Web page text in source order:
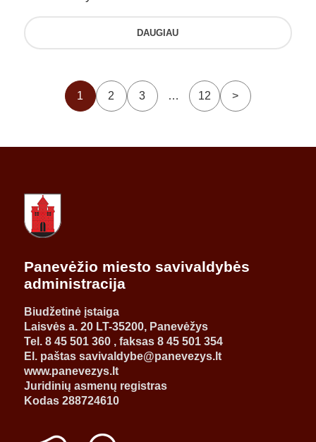
DAUGIAU
1 2 3 … 12 >
Panevėžio miesto savivaldybės
administracija
Biudžetinė įstaiga
Laisvės a. 20 LT-35200, Panevėžys
Tel. 8 45 501 360 , faksas 8 45 501 354
El. paštas savivaldybe@panevezys.lt
www.panevezys.lt
Juridinių asmenų registras
Kodas 288724610